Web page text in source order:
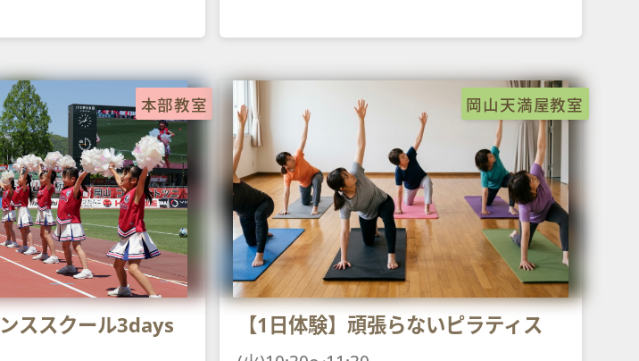
本部教室
ススクール3days
岡山天満屋教室
【1日体験】頑張らないピラティス